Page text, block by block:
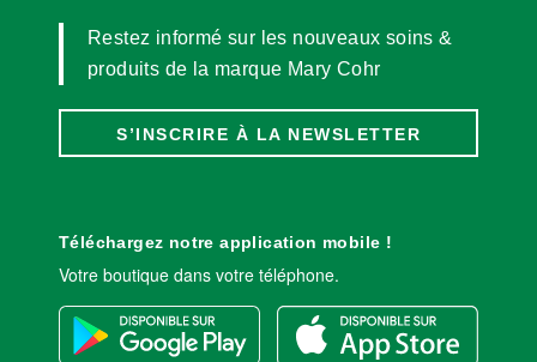
Restez informé sur les nouveaux soins &
produits de la marque Mary Cohr
S’INSCRIRE À LA NEWSLETTER
Téléchargez notre application mobile !
Votre boutique dans votre téléphone.